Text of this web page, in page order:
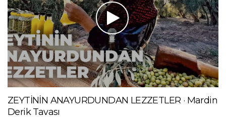
ZEYTİNİN ANAYURDUNDAN LEZZETLER · Mardin
Derik Tavası